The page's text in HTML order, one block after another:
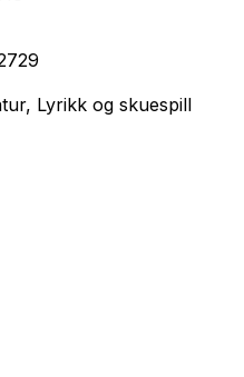
Lyrikk og skuespill